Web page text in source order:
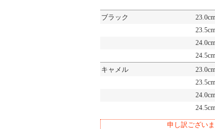
ブラック
キャメル
申し訳ござい